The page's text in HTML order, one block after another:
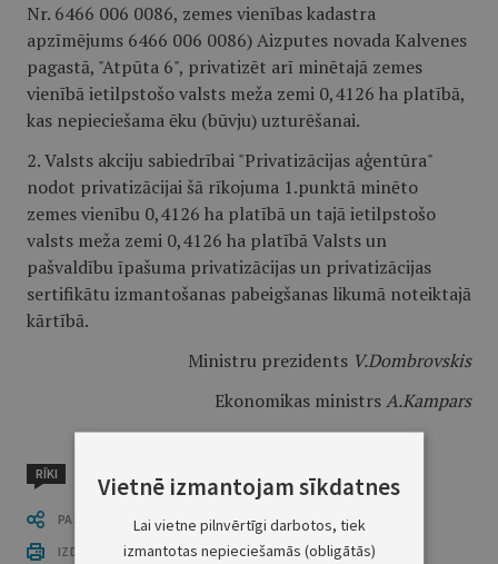
Nr. 6466 006 0086, zemes vienības kadastra
apzīmējums 6466 006 0086) Aizputes novada Kalvenes
pagastā, "Atpūta 6", privatizēt arī minētajā zemes
vienībā ietilpstošo valsts meža zemi 0,4126 ha platībā,
kas nepieciešama ēku (būvju) uzturēšanai.
2. Valsts akciju sabiedrībai "Privatizācijas aģentūra"
nodot privatizācijai šā rīkojuma 1.punktā minēto
zemes vienību 0,4126 ha platībā un tajā ietilpstošo
valsts meža zemi 0,4126 ha platībā Valsts un
pašvaldību īpašuma privatizācijas un privatizācijas
sertifikātu izmantošanas pabeigšanas likumā noteiktajā
kārtībā.
Ministru prezidents V.Dombrovskis
Ekonomikas ministrsA.Kampars
RĪKI
PASTĀSTI CITIEM
IZDRUKĀT PUBLIKĀCIJU
Vietnē izmantojam sīkdatnes
Lai vietne pilnvērtīgi darbotos, tiek
izmantotas nepieciešamās (obligātās)